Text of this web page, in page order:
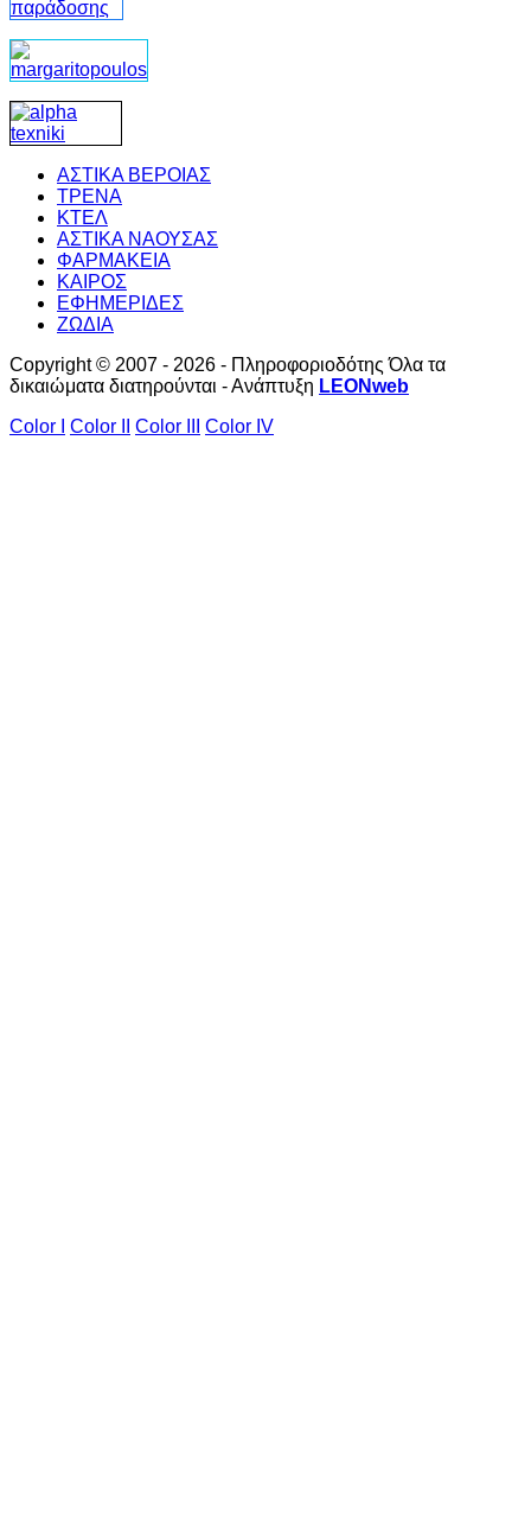
ΑΣΤΙΚΑ ΒΕΡΟΙΑΣ
ΤΡΕΝΑ
ΚΤΕΛ
ΑΣΤΙΚΑ ΝΑΟΥΣΑΣ
ΦΑΡΜΑΚΕΙΑ
ΚΑΙΡΟΣ
ΕΦΗΜΕΡΙΔΕΣ
ΖΩΔΙΑ
Copyright © 2007 - 2026 - Πληροφοριοδότης Όλα τα
δικαιώματα διατηρούνται - Ανάπτυξη LEONweb
Color I
Color II Color III Color IV